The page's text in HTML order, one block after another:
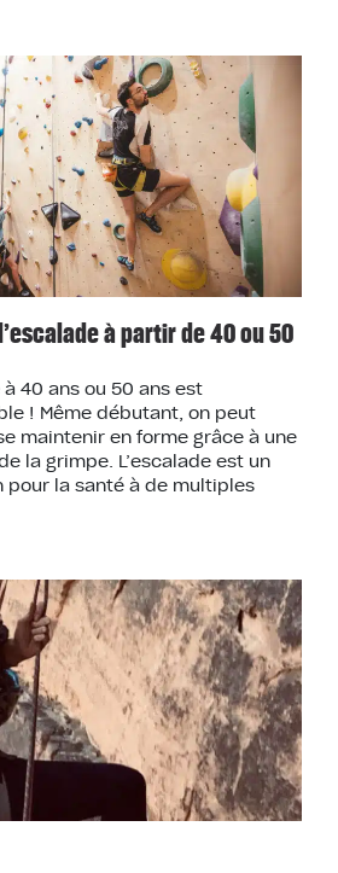
à partir de 40 ou 50
40 ans ou 50 ans est
! Même débutant, on peut
maintenir en forme grâce à une
la grimpe. L’escalade est un
la santé à de multiples